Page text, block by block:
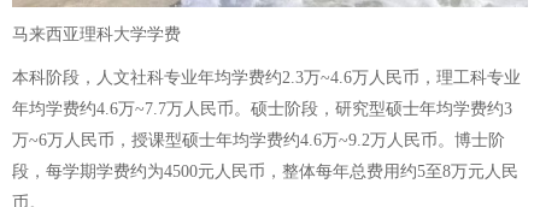
马来西亚理科大学学费
本科阶段，人文社科专业年均学费约2.3万~4.6万人民币，理工科专业
年均学费约4.6万~7.7万人民币。硕士阶段，研究型硕士年均学费约3
万~6万人民币，授课型硕士年均学费约4.6万~9.2万人民币。博士阶
段，每学期学费约为4500元人民币，整体每年总费用约5至8万元人民
币。